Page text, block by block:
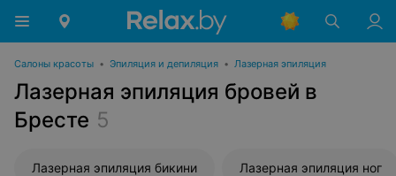
Салоны красоты • Эпиляция и депиляция • Лазерная эпиляция
Лазерная эпиляция бровей в
Бресте 5
Лазерная эпиляция бикини Лазерная эпиляция ног